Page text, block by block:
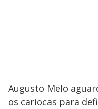
Augusto Melo
os cariocas para